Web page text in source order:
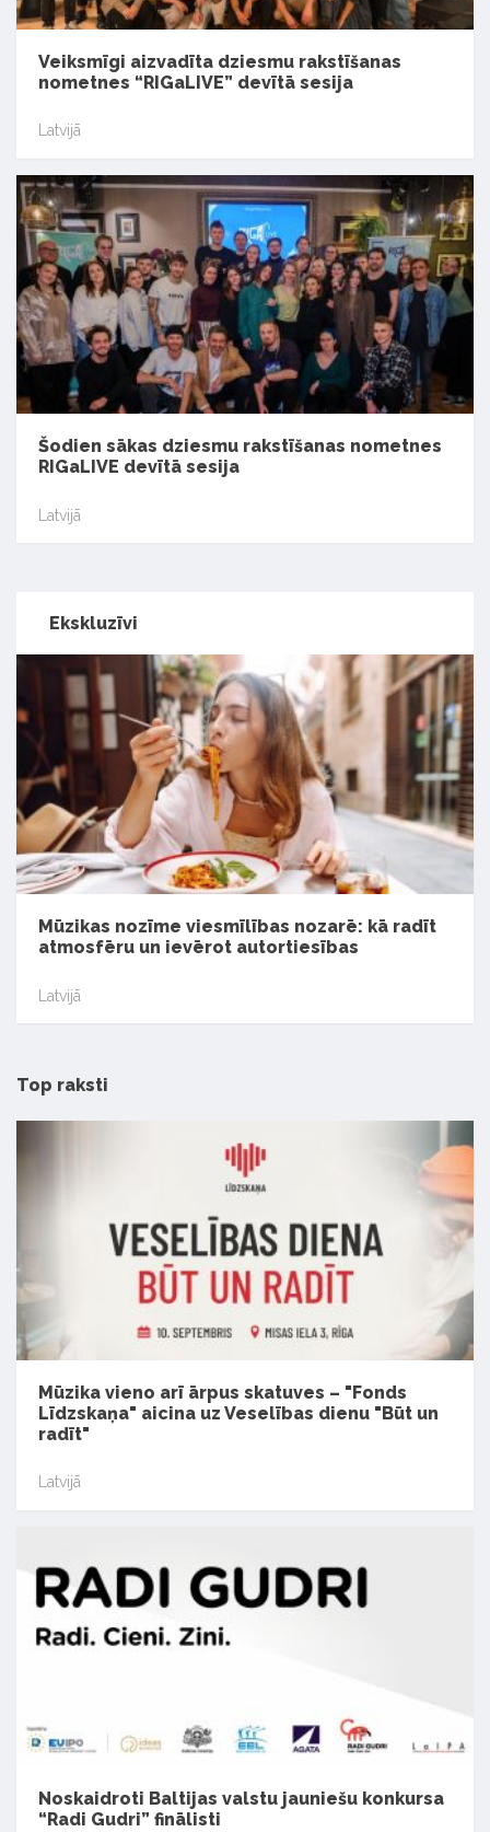
Veiksmīgi aizvadīta dziesmu rakstīšanas
nometnes “RIGaLIVE” devītā sesija
Latvijā
Šodien sākas dziesmu rakstīšanas nometnes
RIGaLIVE devītā sesija
Latvijā
Ekskluzīvi
Mūzikas nozīme viesmīlības nozarē: kā radīt
atmosfēru un ievērot autortiesības
Latvijā
Top raksti
Mūzika vieno arī ārpus skatuves – "Fonds
Līdzskaņa" aicina uz Veselības dienu "Būt un
radīt"
Latvijā
Noskaidroti Baltijas valstu jauniešu konkursa
“Radi Gudri” finālisti